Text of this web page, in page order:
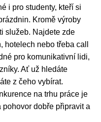
i pro studenty, kteří si
Kromě výroby
služeb. Najdete zde
hotelech nebo třeba call
pro komunikativní lidi,
Ať už hledáte
z čeho vybírat.
na trhu práce je
pohovor dobře připravit a